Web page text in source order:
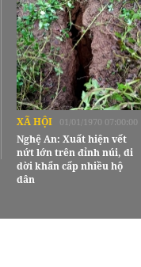
XÃ HỘI 01/01/1970 07:00:00
Nghệ An: Xuất hiện vết
nứt lớn trên đỉnh núi, di
dời khẩn cấp nhiều hộ
dân